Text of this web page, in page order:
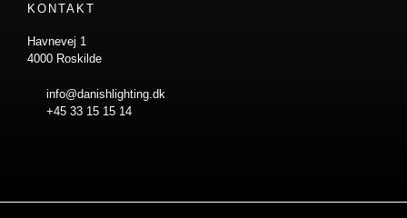
KONTAKT
Havnevej 1
4000 Roskilde
info@danishlighting.dk
+45 33 15 15 14